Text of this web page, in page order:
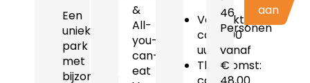
Een
uniek
park
met
bijzondere
&
All-
you-
can-
eat
Vertrektijd:
ca.09.00
uur
Thuiskomst:
46
Personen
vanaf
€
aan